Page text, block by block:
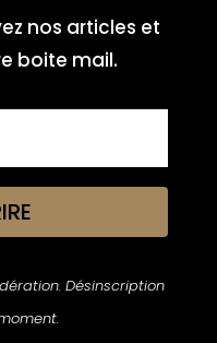
nos articles et
boite mail.
Désinscription